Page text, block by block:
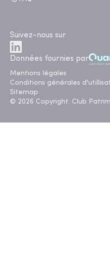
Suivez-nous sur
Données fournies par
Mentions légales
Conditions générales
Sitemap
© 2026 Copyright. Club